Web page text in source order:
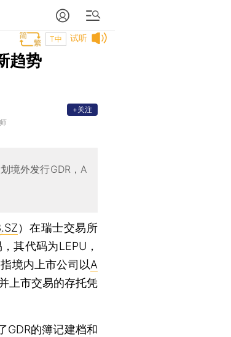
试听
T中
趋势
+关注
境外发行GDR，A
）在瑞士交易所
其代码为LEPU，
境内上市公司以A
上市交易的存托凭
的簿记建档和